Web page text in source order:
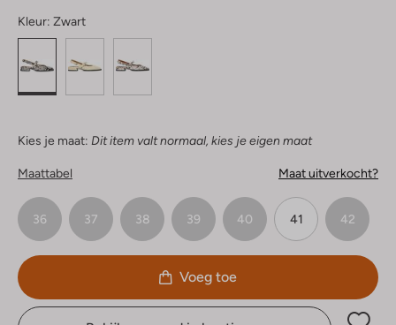
Kleur: Zwart
Kies je maat: Dit item valt normaal, kies je eigen maat
Maattabel Maat uitverkocht?
36 37 38 39 40 41 42
Voeg toe